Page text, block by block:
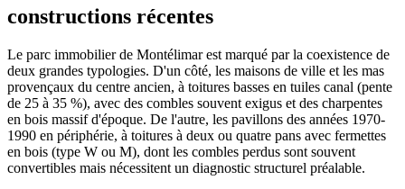
constructions récentes
Le parc immobilier de Montélimar est marqué par la coexistence de
deux grandes typologies. D'un côté, les maisons de ville et les mas
provençaux du centre ancien, à toitures basses en tuiles canal (pente
de 25 à 35 %), avec des combles souvent exigus et des charpentes
en bois massif d'époque. De l'autre, les pavillons des années 1970-
1990 en périphérie, à toitures à deux ou quatre pans avec fermettes
en bois (type W ou M), dont les combles perdus sont souvent
convertibles mais nécessitent un diagnostic structurel préalable.